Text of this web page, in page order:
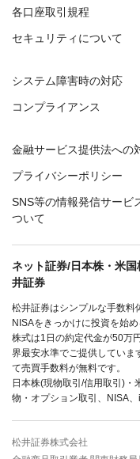
各口座取引規程
セキュリティについて
システム障害時の対応
コンプライアンス
金融サービス提供法への
プライバシーポリシー
SNS等の情報発信サービ
ついて
ネット証券/日本株・米
井証券
松井証券はシンプルな手数料
NISAをきっかけに投資を始
株式は1日の約定代金が50万
界最安水準でご提供していま
て売買手数料が無料です。
日本株(現物取引/信用取引)・
物・オプション取引、NISA
松井証券株式会社